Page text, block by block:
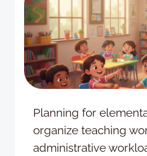
Planning for
organize teaching
administrative